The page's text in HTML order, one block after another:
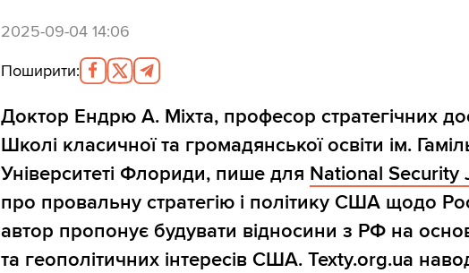
2025-09-04 14:06
Поширити:
Доктор Ендрю А. Міхта, професор стратегічних
Школі класичної та громадянської освіти ім.
Університеті Флориди, пише для National Security
про провальну стратегію і політику США щодо
автор пропонує будувати відносини з РФ на
та геополітичних інтересів США. Texty.org.ua